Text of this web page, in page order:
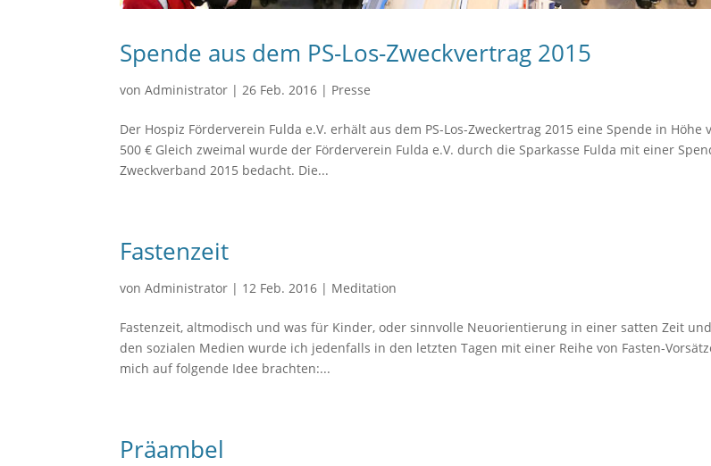
Spende aus dem PS-Los-Zweckvertrag 2015
vonAdministrator | 26 Feb. 2016 | Presse
Der Hospiz Förderverein Fulda e.V. erhält aus dem PS-Los-Zweckertrag 2015 eine Spende in Höhe
500 € Gleich zweimal wurde der Förderverein Fulda e.V. durch die Sparkasse Fulda mit einer
Zweckverband 2015 bedacht. Die...
Fastenzeit
vonAdministrator | 12 Feb. 2016 | Meditation
Fastenzeit, altmodisch und was für Kinder, oder sinnvolle Neuorientierung in einer satten Zeit
den sozialen Medien wurde ich jedenfalls in den letzten Tagen mit einer Reihe von Fasten-
mich auf folgende Idee brachten:...
Präambel